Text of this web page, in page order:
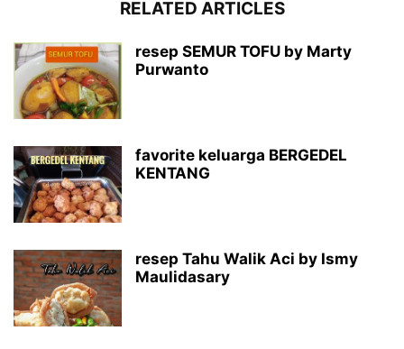
RELATED ARTICLES
resep SEMUR TOFU by Marty
Purwanto
favorite keluarga BERGEDEL
KENTANG
resep Tahu Walik Aci by Ismy
Maulidasary